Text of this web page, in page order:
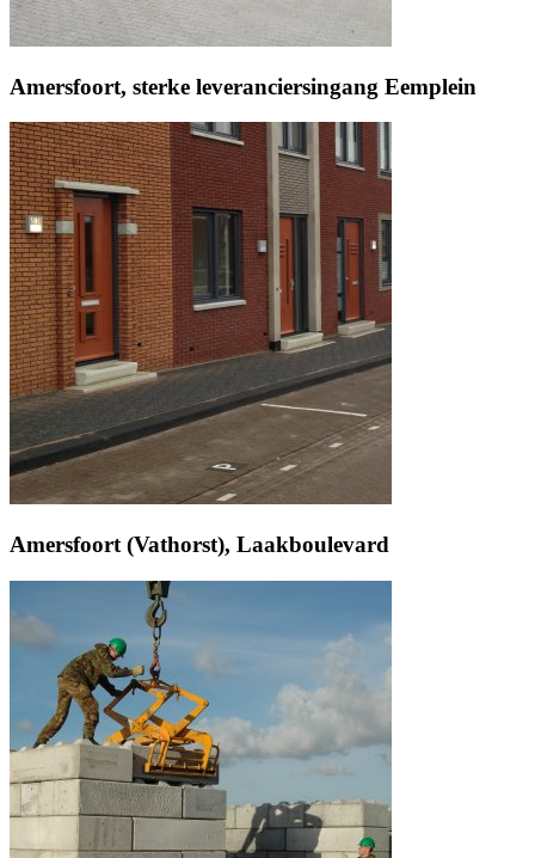
Amersfoort, sterke leveranciersingang Eemplein
Amersfoort (Vathorst), Laakboulevard